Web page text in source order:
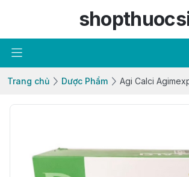
Trang chủ Dược Phẩm Agi Calci